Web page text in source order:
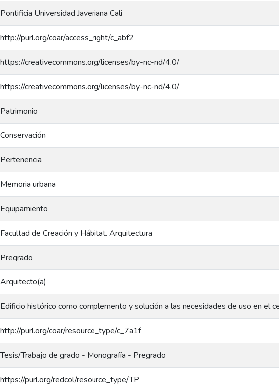
Pontificia Universidad Javeriana Cali
http://purl.org/coar/access_right/c_abf2
https://creativecommons.org/licenses/by-nc-nd/4.0/
https://creativecommons.org/licenses/by-nc-nd/4.0/
Patrimonio
Conservación
Pertenencia
Memoria urbana
Equipamiento
Facultad de Creación y Hábitat. Arquitectura
Pregrado
Arquitecto(a)
Edificio histórico como complemento y solución a las necesidades de uso en el
http://purl.org/coar/resource_type/c_7a1f
Tesis/Trabajo de grado - Monografía - Pregrado
https://purl.org/redcol/resource_type/TP